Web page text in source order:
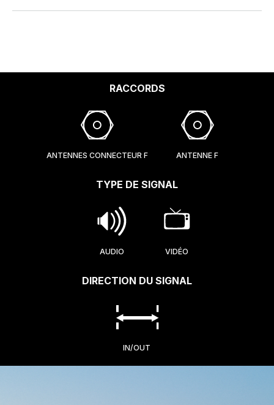
RACCORDS
ANTENNES CONNECTEUR F ANTENNE F
TYPE DE SIGNAL
AUDIO VIDÉO
DIRECTION DU SIGNAL
IN/OUT